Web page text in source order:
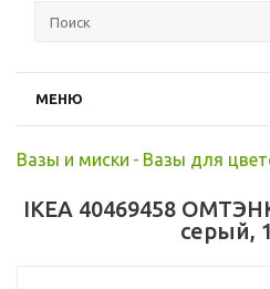
МЕНЮ
Вазы и миски - Вазы для
IKEA 40469458
серый,